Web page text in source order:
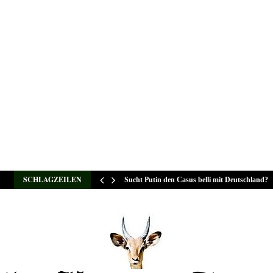
SCHLAGZEILEN Sucht Putin den Casus belli mit Deutschland?